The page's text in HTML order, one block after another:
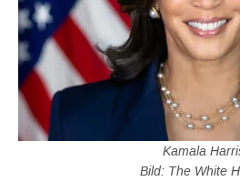
Kamala
Bild: The White